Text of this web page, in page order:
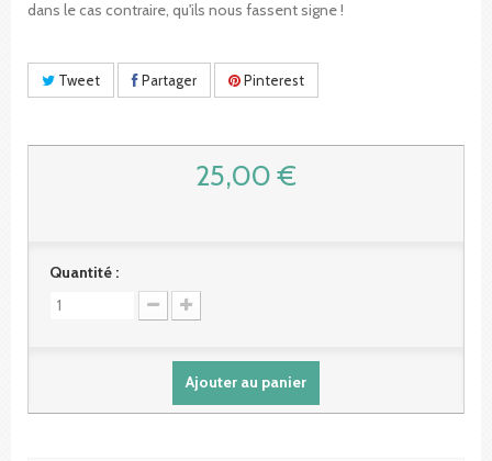
dans le cas contraire, qu'ils nous fassent signe !
Tweet Partager Pinterest
25,00 €
Quantité :
Ajouter au panier